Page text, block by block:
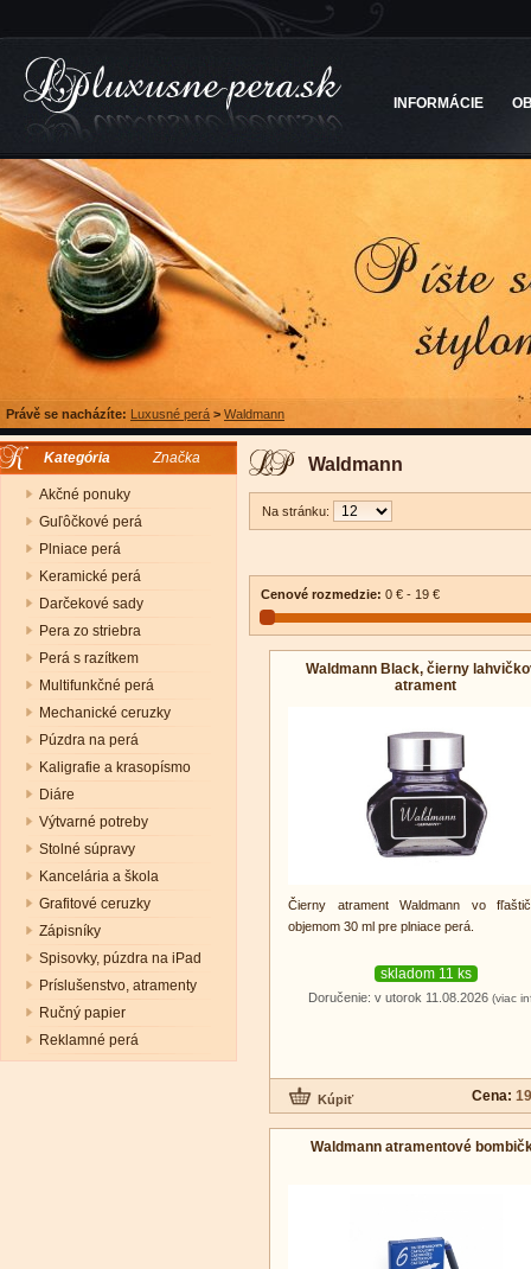
INFORMÁCIE
Právě se nacházíte: Luxusné perá > Waldmann
Kategória Značka
Akčné ponuky
Guľôčkové perá
Plniace perá
Keramické perá
Darčekové sady
Pera zo striebra
Perá s razítkem
Multifunkčné perá
Mechanické ceruzky
Púzdra na perá
Kaligrafie a krasopísmo
Diáre
Výtvarné potreby
Stolné súpravy
Kancelária a škola
Grafitové ceruzky
Zápisníky
Spisovky, púzdra na iPad
Príslušenstvo, atramenty
Ručný papier
Reklamné perá
Waldmann
Na stránku:
Cenové rozmedzie: 0 € - 19 €
Waldmann Black, čierny
atrament
Čierny atrament Waldmann vo
objemom 30 ml pre plniace perá.
skladom 11 ks
Doručenie: v utorok 11.08.2026 (viac
Cena:
Waldmann atramentové